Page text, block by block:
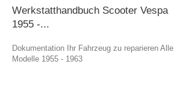
Werkstatthandbuch Scooter Vespa
1955 -...
Dokumentation Ihr Fahrzeug zu reparieren Alle
Modelle 1955 - 1963